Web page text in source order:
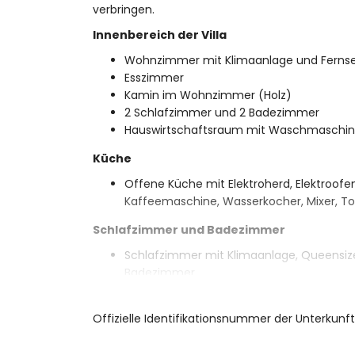
verbringen.
Innenbereich der Villa
Wohnzimmer mit Klimaanlage und
Esszimmer
Kamin im Wohnzimmer (Holz)
2 Schlafzimmer und 2 Badezimmer
Hauswirtschaftsraum mit
Küche
Offene Küche mit Elektroherd,
Kaffeemaschine, Wasserkocher, Mixer,
Schlafzimmer und Badezimmer
Schlafzimmer mit Klimaanlage,
Badezimmer mit Einzelwaschbecken,
Offizielle Identifikationsnummer der